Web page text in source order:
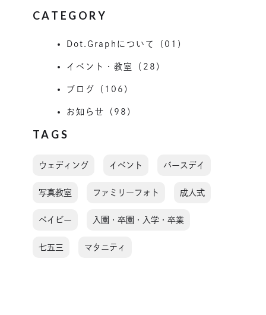
CATEGORY
Dot.Graphについて（01）
イベント・教室（28）
ブログ（106）
お知らせ（98）
TAGS
ウェディング イベント バースデイ
写真教室 ファミリーフォト 成人式
ベイビー 入園・卒園・入学・卒業
七五三 マタニティ